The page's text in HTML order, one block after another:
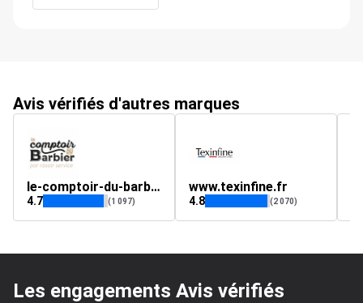
Avis vérifiés d'autres marques
le-comptoir-du-barbier.fr
4.7 (1 097)
www.texinfine.fr
4.8 (2 070)
Les engagements Avis vérifiés